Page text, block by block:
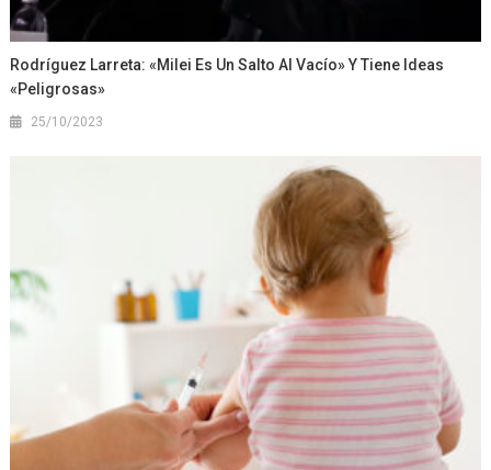
Rodríguez Larreta: «Milei Es Un Salto Al Vacío» Y Tiene Ideas
«peligrosas»
25/10/2023